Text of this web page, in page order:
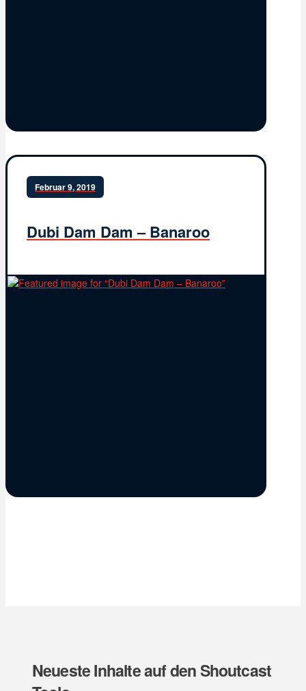
Februar 9, 2019
Dubi Dam Dam – Banaroo
Neueste Inhalte auf den Shoutcast